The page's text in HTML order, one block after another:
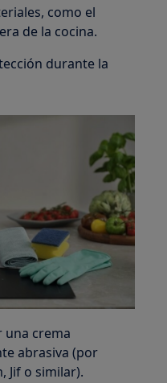
como el
de la cocina.
durante la
una crema
abrasiva (por
Jif o similar).